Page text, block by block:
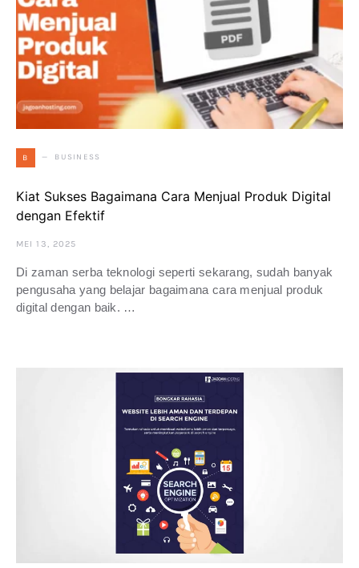
B BUSINESS
Kiat Sukses Bagaimana Cara Menjual Produk Digital
dengan Efektif
MEI 13, 2025
Di zaman serba teknologi seperti sekarang, sudah banyak
pengusaha yang belajar bagaimana cara menjual produk
digital dengan baik. …